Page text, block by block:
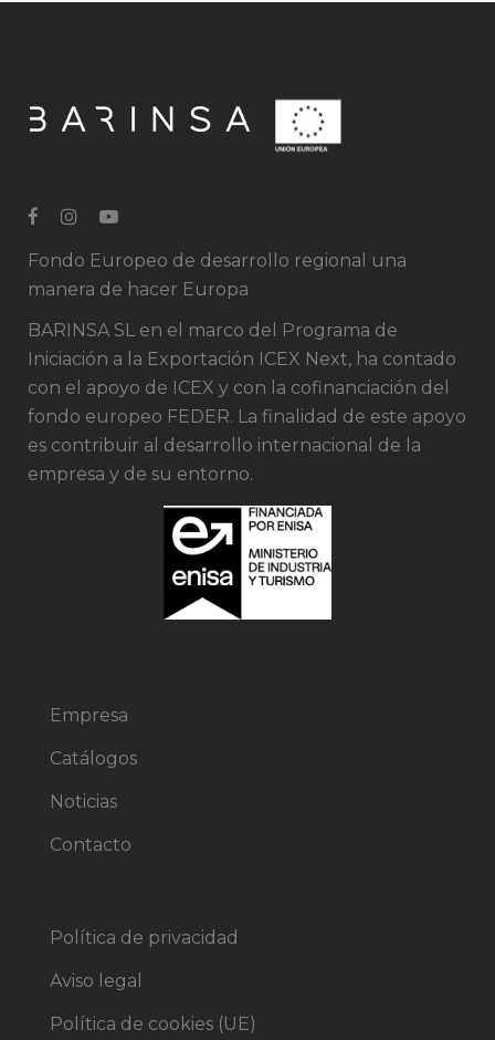
Fondo Europeo de desarrollo regional una
manera de hacer Europa
BARINSA SL en el marco del Programa de
Iniciación a la Exportación ICEX Next, ha contado
con el apoyo de ICEX y con la cofinanciación del
fondo europeo FEDER. La finalidad de este apoyo
es contribuir al desarrollo internacional de la
empresa y de su entorno.
Empresa
Catálogos
Noticias
Contacto
Política de privacidad
Aviso legal
Política de cookies (UE)